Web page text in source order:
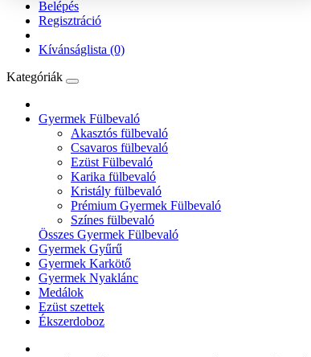
Belépés
Regisztráció
Kívánságlista (0)
Kategóriák
Gyermek Fülbevaló
Akasztós fülbevaló
Csavaros fülbevaló
Ezüst Fülbevaló
Karika fülbevaló
Kristály fülbevaló
Prémium Gyermek Fülbevaló
Színes fülbevaló
Összes Gyermek Fülbevaló
Gyermek Gyűrű
Gyermek Karkötő
Gyermek Nyaklánc
Medálok
Ezüst szettek
Ékszerdoboz